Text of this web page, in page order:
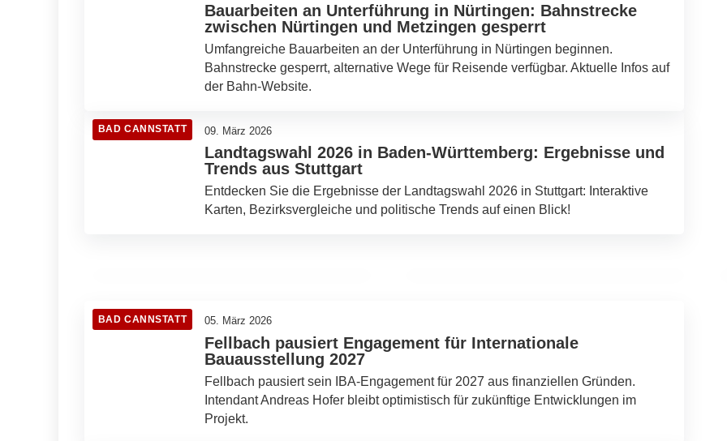
Bauarbeiten an Unterführung in Nürtingen: Bahnstrecke
zwischen Nürtingen und Metzingen gesperrt
Umfangreiche Bauarbeiten an der Unterführung in Nürtingen beginnen.
Bahnstrecke gesperrt, alternative Wege für Reisende verfügbar. Aktuelle Infos auf
der Bahn-Website.
BAD CANNSTATT 09. März 2026
Landtagswahl 2026 in Baden-Württemberg: Ergebnisse und
Trends aus Stuttgart
Entdecken Sie die Ergebnisse der Landtagswahl 2026 in Stuttgart: Interaktive
Karten, Bezirksvergleiche und politische Trends auf einen Blick!
Lost Places in Stuttgart: Verborgene
07. März 2026
Änderungen im S-Bahn-Verkehr in
BAD CANNSTATT 05. März 2026
Fellbach pausiert Engagement für Internationale
Bauausstellung 2027
Fellbach pausiert sein IBA-Engagement für 2027 aus finanziellen Gründen.
Intendant Andreas Hofer bleibt optimistisch für zukünftige Entwicklungen im
Projekt.